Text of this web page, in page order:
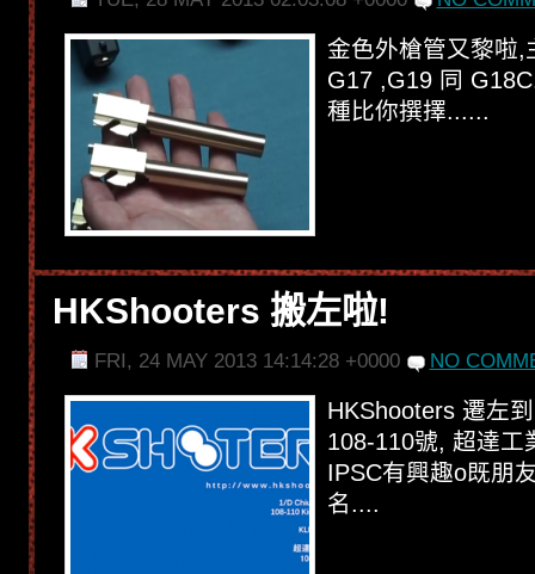
金色外槍管又黎啦,
G17 ,G19 同
種比你撰擇......
HKShooters 搬左啦!
FRI, 24 MAY 2013 14:14:28 +0000 NO
HKShooters 遷左
108-110號, 超達工
IPSC有興趣o既朋
名....